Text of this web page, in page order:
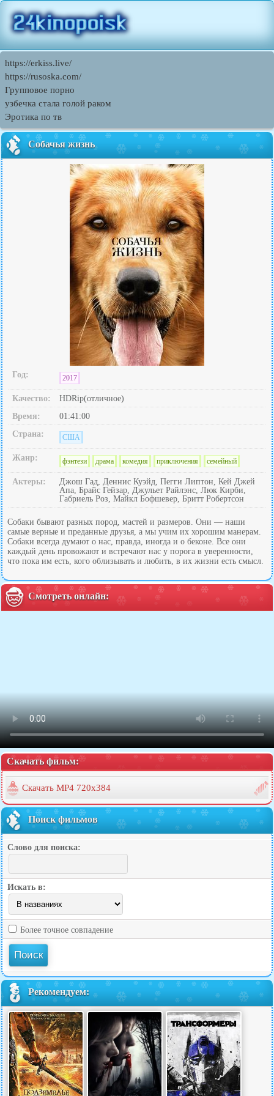
https://erkiss.live/
https://rusoska.com/
Групповое порно
узбечка стала голой раком
Эротика по тв
Собачья жизнь
Год: 2017
Качество:
HDRip(отличное)
Время:
01:41:00
Страна:
США
Жанр: фэнтези драма комедия приключения семейный
Актеры:
Джош Гад, Деннис Куэйд, Пегги Липтон, Кей Джей
Апа, Брайс Гейзар, Джульет Райлэнс, Люк Кирби,
Габриель Роз, Майкл Бофшевер, Бритт Робертсон
Собаки бывают разных пород, мастей и размеров. Они — наши
самые верные и преданные друзья, а мы учим их хорошим манерам.
Собаки всегда думают о нас, правда, иногда и о беконе. Все они
каждый день провожают и встречают нас у порога в уверенности,
что пока им есть, кого облизывать и любить, в их жизни есть смысл.
Смотреть онлайн:
Скачать фильм:
Скачать MP4 720x384
Поиск фильмов
Слово для поиска:
Искать в:
Более точное совпадение
Рекомендуем: